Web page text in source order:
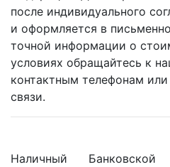
после индивидуального
и оформляется в
точной информации о
условиях обращайтесь к
контактным телефонам
связи.
Наличный
Банковской